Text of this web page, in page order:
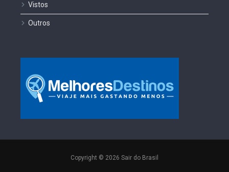
Vistos
Outros
Copyright © 2026 Sair do Brasil